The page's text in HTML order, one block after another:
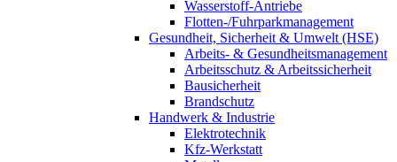
Wasserstoff-Antriebe
Flotten-/Fuhrparkmanagement
Gesundheit, Sicherheit & Umwelt (HSE)
Arbeits- & Gesundheitsmanagement
Arbeitsschutz & Arbeitssicherheit
Bausicherheit
Brandschutz
Handwerk & Industrie
Elektrotechnik
Kfz-Werkstatt